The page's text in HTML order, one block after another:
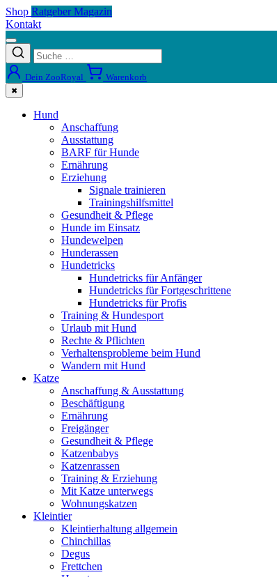
Shop Ratgeber Magazin
Kontakt
Dein ZooRoyal Warenkorb
✖
Hund
Anschaffung
Ausstattung
BARF für Hunde
Ernährung
Erziehung
Signale trainieren
Trainingshilfsmittel
Gesundheit & Pflege
Hunde im Einsatz
Hundewelpen
Hunderassen
Hundetricks
Hundetricks für Anfänger
Hundetricks für Fortgeschrittene
Hundetricks für Profis
Training & Hundesport
Urlaub mit Hund
Rechte & Pflichten
Verhaltensprobleme beim Hund
Wandern mit Hund
Katze
Anschaffung & Ausstattung
Beschäftigung
Ernährung
Freigänger
Gesundheit & Pflege
Katzenbabys
Katzenrassen
Training & Erziehung
Mit Katze unterwegs
Wohnungskatzen
Kleintier
Kleintierhaltung allgemein
Chinchillas
Degus
Frettchen